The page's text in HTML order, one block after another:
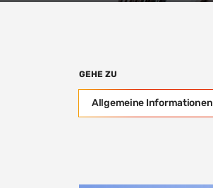
GEHE ZU
Allgemeine Informationen